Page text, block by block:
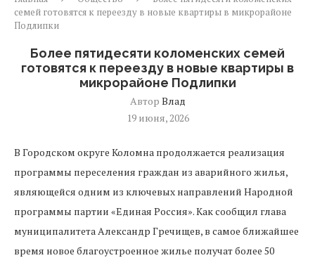
семей готовятся к переезду в новые квартиры в микрорайоне
Подлипки
Более пятидесяти коломенских семей
готовятся к переезду в новые квартиры в
микрорайоне Подлипки
Автор Влад
19 июня, 2026
В Городском округе Коломна продолжается реализация
программы переселения граждан из аварийного жилья,
являющейся одним из ключевых направлений Народной
программы партии «Единая Россия». Как сообщил глава
муниципалитета Александр Гречищев, в самое ближайшее
время новое благоустроенное жилье получат более 50